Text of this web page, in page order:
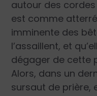
autour des cordes
est comme
imminente des
l’assaillent, et
dégager de cette
Alors, dans un
sursaut de prière,